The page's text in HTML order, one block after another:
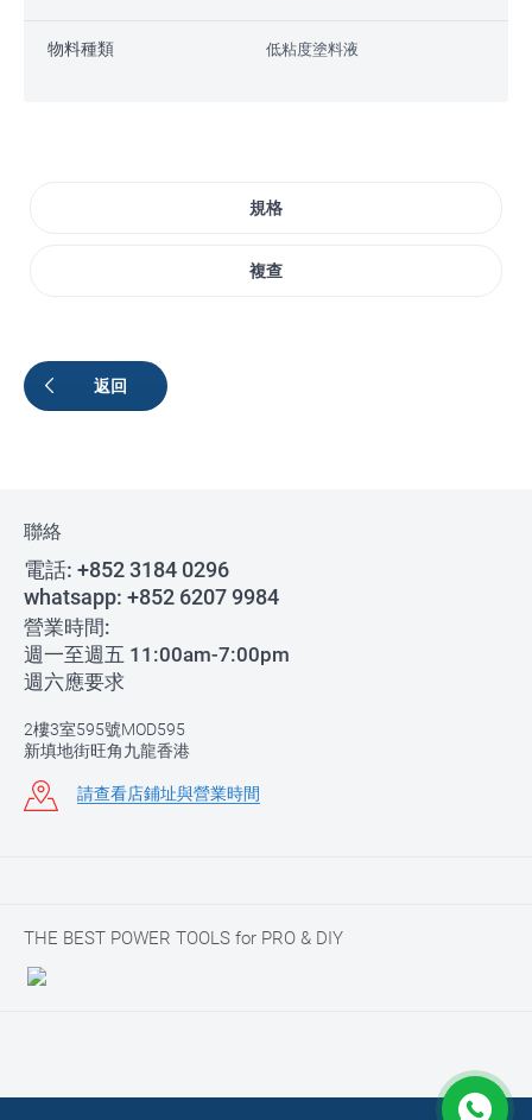
物料種類 低粘度塗料液
規格
複查
返回
聯絡
電話: +852 3184 0296
whatsapp: +852 6207 9984
營業時間:
週一至週五 11:00am-7:00pm
週六應要求
2樓3室595號MOD595
新填地街旺角九龍香港
請查看店鋪址與營業時間
THE BEST POWER TOOLS for PRO & DIY